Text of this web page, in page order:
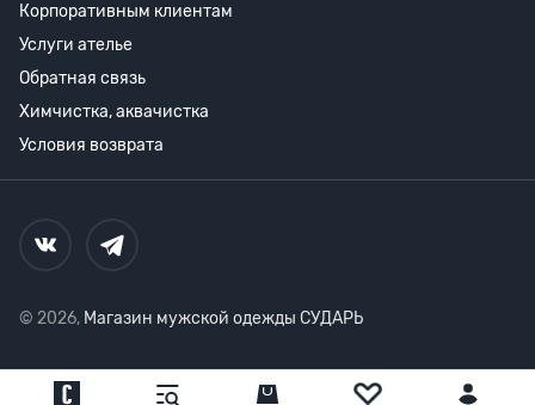
Корпоративным клиентам
Услуги ателье
Обратная связь
Химчистка, аквачистка
Условия возврата
© 2026, Магазин мужской одежды СУДАРЬ